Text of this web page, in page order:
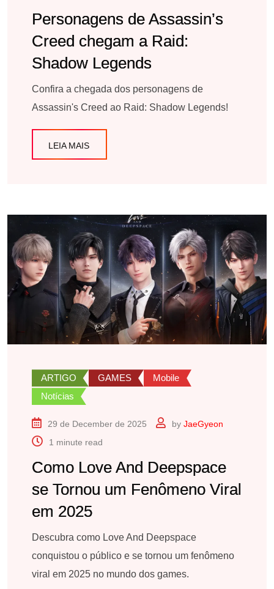
Personagens de Assassin’s
Creed chegam a Raid:
Shadow Legends
Confira a chegada dos personagens de
Assassin's Creed ao Raid: Shadow Legends!
LEIA MAIS
ARTIGO GAMES
Mobile
Notícias
29 de December de 2025 by JaeGyeon
1 minute read
Como Love And Deepspace
se Tornou um Fenômeno Viral
em 2025
Descubra como Love And Deepspace
conquistou o público e se tornou um fenômeno
viral em 2025 no mundo dos games.